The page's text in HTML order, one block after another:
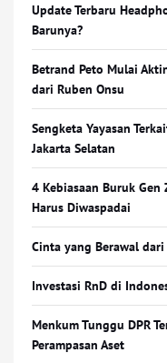
Update Terbaru
Barunya?
Betrand Peto Mulai
dari Ruben Onsu
Sengketa Yayasan
Jakarta Selatan
4 Kebiasaan Buruk
Harus Diwaspadai
Cinta yang Berawal
Investasi RnD di
Menkum Tunggu DPR
Perampasan Aset